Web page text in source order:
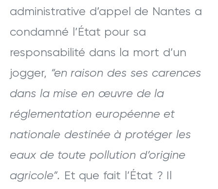
administrative d’appel de Nantes a
condamné l’État pour sa
responsabilité dans la mort d’un
jogger, “en raison des ses carences
dans la mise en œuvre de la
réglementation européenne et
nationale destinée à protéger les
eaux de toute pollution d’origine
agricole”. Et que fait l’État ? Il